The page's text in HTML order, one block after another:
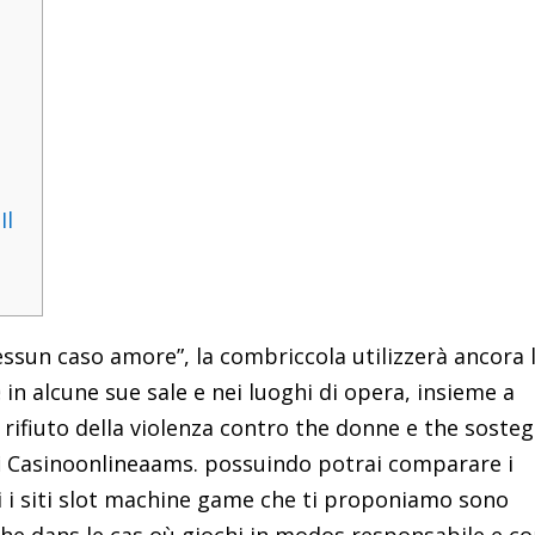
caso amore”, la combriccola utilizzerà ancora
alcune sue sale e nei luoghi di opera, insieme a
della violenza contro the donne e the
possuindo potrai comparare i
siti slot machine game che ti proponiamo sono